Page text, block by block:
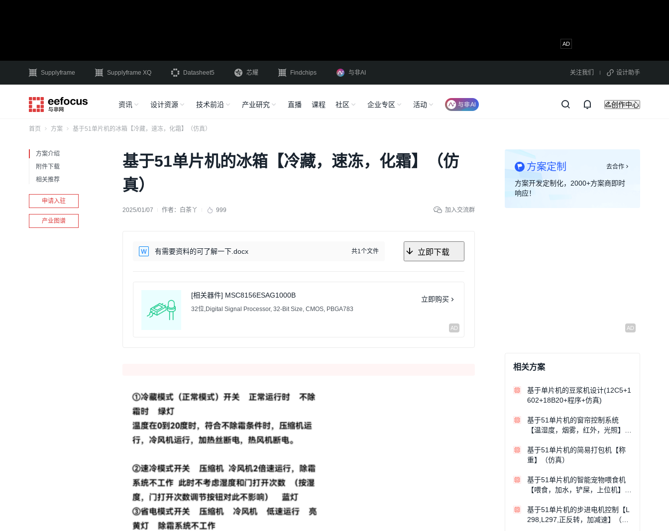
Supplyframe Supplyframe XQ Datasheet5 芯耀 Findchips 与非AI 关注我们 设计助手
资讯 设计资源 技术前沿 产业研究 直播 课程 社区 企业专区 活动 创作中心
首页 方案 基于51单片机的冰箱【冷藏，速冻，化霜】（仿真）
方案介绍
附件下载
相关推荐
申请入驻
产业图谱
基于51单片机的冰箱【冷藏，速冻，化霜】（仿
真）
2025/01/07 作者： 白茶丫 999 加入交流群
有需要资料的可了解一下.docx 共1个文件 立即下载
[相关器件] MSC8156ESAG1000B
32位,Digital Signal Processor, 32-Bit Size, CMOS, PBGA783
立即购买
方案定制 去合作
方案开发定制化，2000+方案商即时
响应！
相关方案
基于单片机的豆浆机设计(12C5+1
602+18B20+程序+仿真)
基于51单片机的窗帘控制系统
【温湿度，烟雾，红外，光照】
基于51单片机的简易打包机【称
重】（仿真）
基于51单片机的智能宠物喂食机
【喂食，加水，铲屎，上位机】
基于51单片机的步进电机控制【L
298,L297,正反转，加减速】（仿